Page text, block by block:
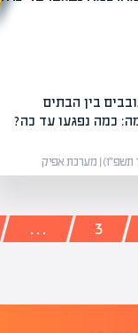
בין הבתים
כמה נפגעו עד כה?
3
…